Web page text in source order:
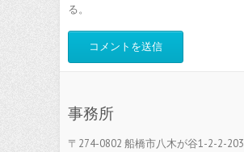
る。
事務所
〒274-0802 船橋市八木が谷1-2-2-203